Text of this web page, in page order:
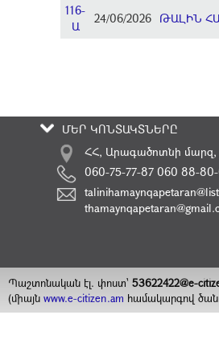
116-
Ա
24/06/2026 ԹԱԼԻՆ
ՄԵՐ ԿՈՆՏԱԿՏՆԵՐԸ
ՀՀ, Արագածոտնի մարզ,
060-75-77-87 060 88-
Պաշտոնական էլ. փոստ` 53622422@e-
(միայն www.e-citizen.am համակարգով